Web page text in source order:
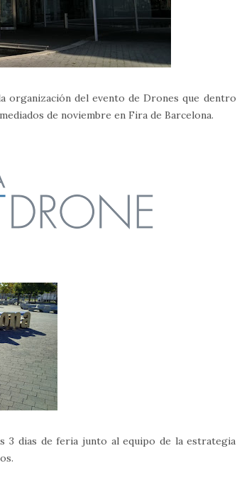
organización del evento de Drones que dentro
de noviembre en Fira de Barcelona.
3 dias de feria junto al equipo de la estrategia